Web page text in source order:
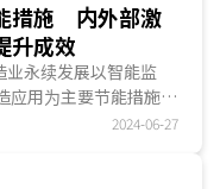
措施 内外部激
升成效
永续发展以智能监
应用为主要节能措施，
制程节能措施多...2024-06-27